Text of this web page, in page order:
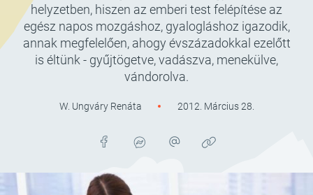
helyzetben, hiszen az emberi test felépítése az
egész napos mozgáshoz, gyalogláshoz igazodik,
annak megfelelően, ahogy évszázadokkal ezelőtt
is éltünk - gyűjtögetve, vadászva, menekülve,
vándorolva.
W. Ungváry Renáta 2012. Március 28.